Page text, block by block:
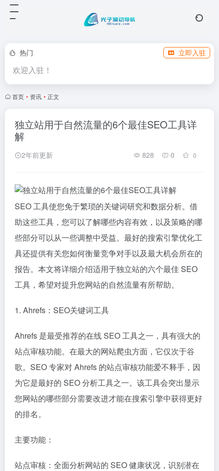
热门 立即入驻
欢迎入驻！
首页 • 资讯 • 正文
独立站用于自然流量的6个最佳SEO工具详
解
2年前更新 828 0 0
SEO 工具使您免于繁琐的关键词研究和数据分析。借
助这些工具，您可以了解哪些内容有效，以及策略的哪
些部分可以从一些调整中受益。最好的搜索引擎优化工
具还提供有关您如何衡量竞争对手以及最大机会所在的
报告。本文将详细介绍适用于独立站的六个最佳 SEO
工具，希望对提升您网站的自然流量有所帮助。
1. Ahrefs：SEO关键词工具
Ahrefs 是最受推荐的在线 SEO 工具之一，具有强大的
站点审核功能。在最大的网站爬虫方面，它仅次于谷
歌。SEO 专家对 Ahrefs 的站点审核功能爱不释手，因
为它是最好的 SEO 分析工具之一。该工具会突出显示
您网站的哪些部分需要改进才能在搜索引擎中获得更好
的排名。
主要功能：
站点审核：全面分析网站的 SEO 健康状况，识别潜在